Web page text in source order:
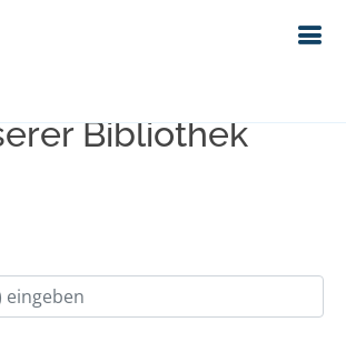
Suche im Bestand
Bibliothek